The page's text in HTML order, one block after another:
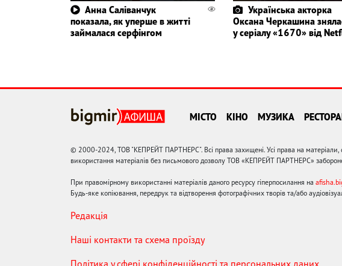
Анна Саліванчук
показала, як уперше в житті
займалася серфінгом
Українська акторка
Оксана Черкашина
у серіалу «1670» від
МІСТО КІНО МУЗИКА
© 2000-2024, ТОВ "КЕПРЕЙТ ПАРТНЕРС". Всі права захищені. Усі права на
використання матеріалів без письмового дозволу ТОВ «КЕПРЕЙТ ПАРТНЕРС»
При правомірному використанні матеріалів даного ресурсу гіперпосилання на
Будь-яке копіювання, передрук та відтворення фотографічних творів та/або
Редакція
Наші контакти та схема проїзду
Політика у сфері конфіденційності та персональних даних